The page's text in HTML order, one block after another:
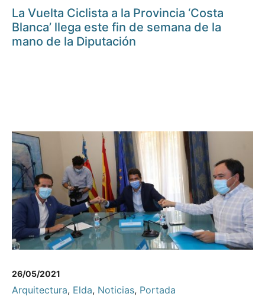
La Vuelta Ciclista a la Provincia ‘Costa
Blanca’ llega este fin de semana de la
mano de la Diputación
26/05/2021
Arquitectura, Elda, Noticias, Portada